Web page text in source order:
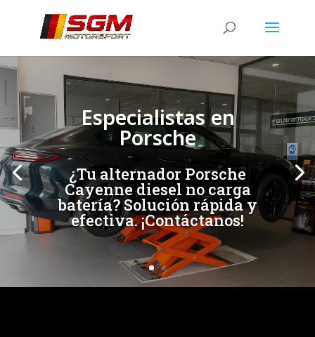
Especialistas en
Porsche
¿Tu alternador Porsche
Cayenne diesel no carga
batería? Solución rápida y
efectiva. ¡Contáctanos!
[/et_pb_slide]